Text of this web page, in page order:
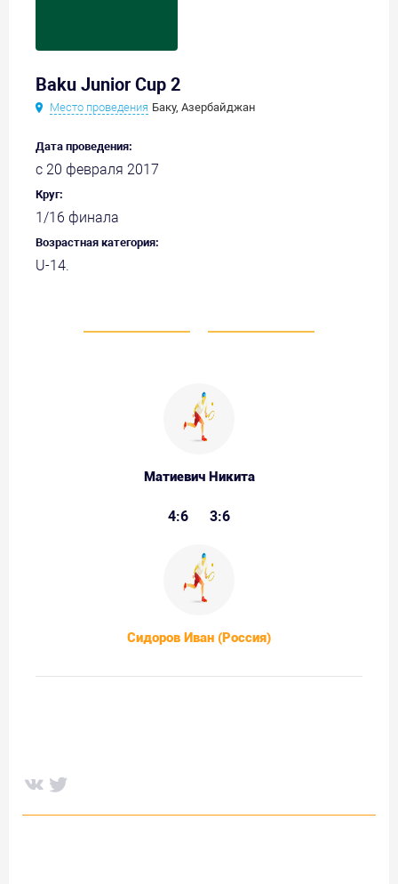
Baku Junior Cup 2
Место проведения Баку, Азербайджан
Дата проведения:
с 20 февраля 2017
Круг:
1/16 финала
Возрастная категория:
U-14.
Матиевич Никита
4:6 3:6
Сидоров Иван (Россия)